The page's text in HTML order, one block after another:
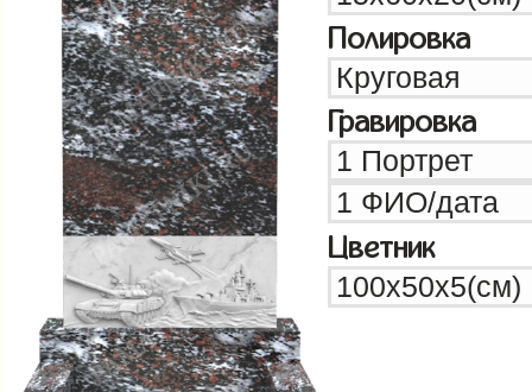
Полировка
Гравировка
Цветник